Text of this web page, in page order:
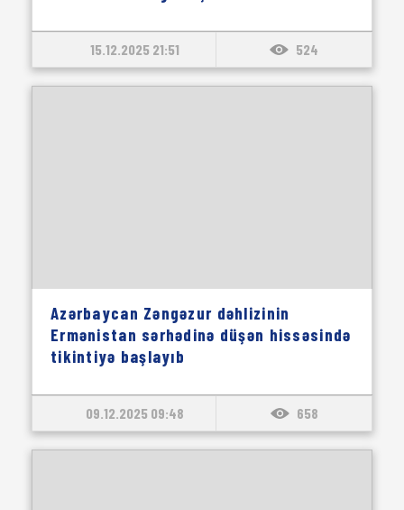
15.12.2025 21:51 524
Azərbaycan Zəngəzur dəhlizinin
Ermənistan sərhədinə düşən hissəsində
tikintiyə başlayıb
09.12.2025 09:48 658